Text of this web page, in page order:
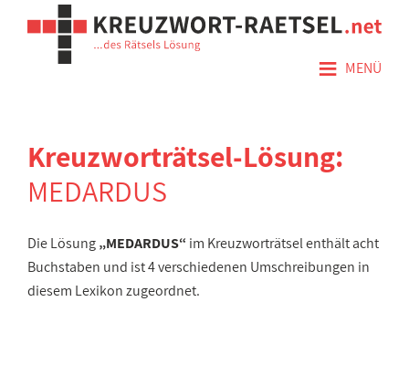
≡ MENÜ
Kreuzworträtsel-Lösung:
MEDARDUS
Die Lösung„MEDARDUS“ im Kreuzworträtsel enthält acht
Buchstaben und ist 4 verschiedenen Umschreibungen in
diesem Lexikon zugeordnet.